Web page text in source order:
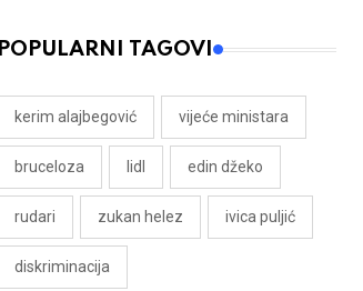
POPULARNI TAGOVI
kerim alajbegović vijeće ministara
bruceloza lidl edin džeko
rudari zukan helez ivica puljić
diskriminacija